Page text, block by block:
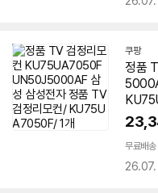
쿠팡
정품
무료배송
26.07.